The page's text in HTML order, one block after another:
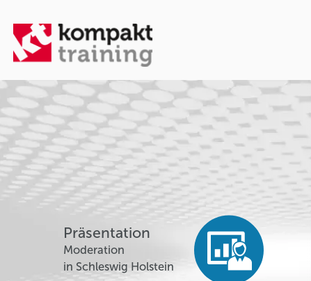
Präsentation
Moderation
in Schleswig Holstein